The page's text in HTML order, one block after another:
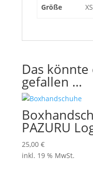
Größe
Das
gefallen …
PAZURU
25,00 €
inkl. 19 % MwSt.